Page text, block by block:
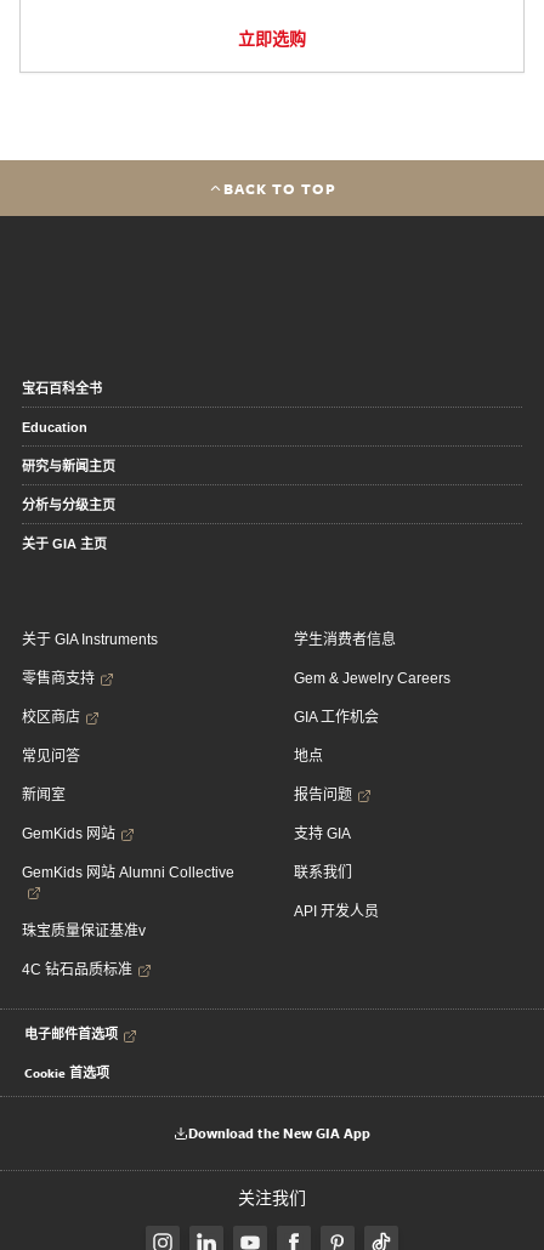
立即选购
BACK TO TOP
宝石百科全书
Education
研究与新闻主页
分析与分级主页
关于 GIA 主页
关于 GIA Instruments
零售商支持
校区商店
常见问答
新闻室
GemKids 网站
GemKids 网站 Alumni Collective
珠宝质量保证基准v
4C 钻石品质标准
学生消费者信息
Gem & Jewelry Careers
GIA 工作机会
地点
报告问题
支持 GIA
联系我们
API 开发人员
电子邮件首选项
Cookie 首选项
Download the New GIA App
关注我们